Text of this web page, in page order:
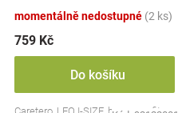
momentálně nedostupné (2 ks)
759 Kč
Do košíku
Caretero, LEO I-SIZE, barva: grafit